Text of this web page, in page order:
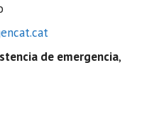
de emergencia,